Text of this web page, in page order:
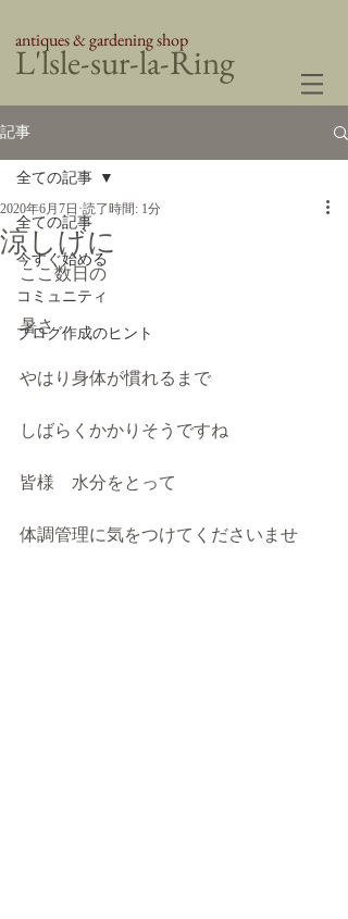
​L'lsle-sur-la-Ring
antiques & gardening shop
記事
全ての記事
今すぐ始める
コミュニティ
ブログ作成のヒント
全ての記事
涼しげに
2020年6月7日 読了時間: 1分
ここ数日の
暑さ
やはり身体が慣れるまで
しばらくかかりそうですね
皆様　水分をとって
体調管理に気をつけてくださいませ